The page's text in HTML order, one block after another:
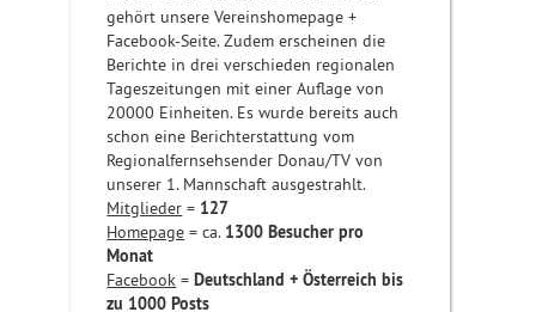
gehört unsere Vereinshomepage +
Facebook-Seite. Zudem erscheinen die
Berichte in drei verschieden regionalen
Tageszeitungen mit einer Auflage von
20000 Einheiten. Es wurde bereits auch
schon eine Berichterstattung vom
Regionalfernsehsender Donau/TV von
unserer 1. Mannschaft ausgestrahlt.
Mitglieder = 127
Homepage = ca. 1300 Besucher pro
Monat
Facebook =Deutschland + Österreich bis
zu 1000 Posts